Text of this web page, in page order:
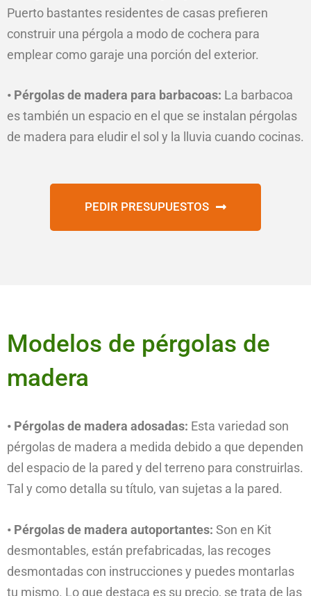
Puerto bastantes residentes de casas prefieren
construir una pérgola a modo de cochera para
emplear como garaje una porción del exterior.
• Pérgolas de madera para barbacoas: La barbacoa
es también un espacio en el que se instalan pérgolas
de madera para eludir el sol y la lluvia cuando cocinas.
PEDIR PRESUPUESTOS
Modelos de pérgolas de
madera
• Pérgolas de madera adosadas: Esta variedad son
pérgolas de madera a medida debido a que dependen
del espacio de la pared y del terreno para construirlas.
Tal y como detalla su título, van sujetas a la pared.
• Pérgolas de madera autoportantes: Son en Kit
desmontables, están prefabricadas, las recoges
desmontadas con instrucciones y puedes montarlas
tu mismo. Lo que destaca es su precio, se trata de las